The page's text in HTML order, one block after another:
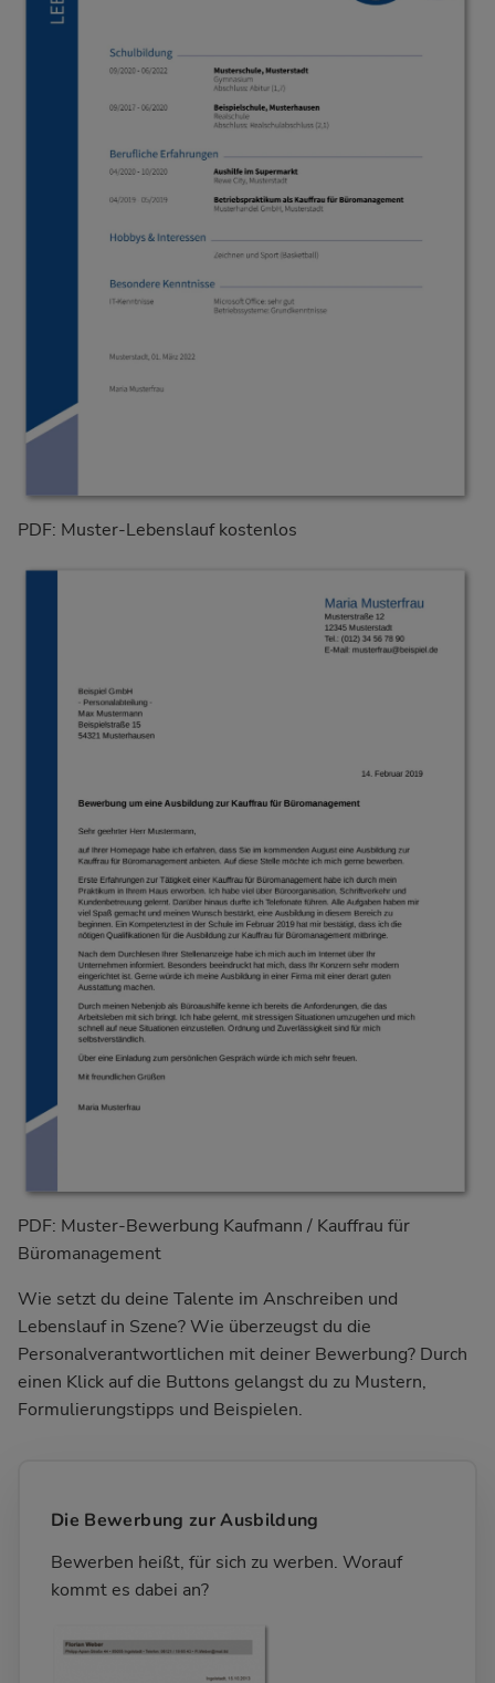
PDF: Muster-Lebenslauf kostenlos
PDF: Muster-Bewerbung Kaufmann / Kauffrau für
Büromanagement
Wie setzt du deine Talente im Anschreiben und
Lebenslauf in Szene? Wie überzeugst du die
Personalverantwortlichen mit deiner Bewerbung? Durch
einen Klick auf die Buttons gelangst du zu Mustern,
Formulierungstipps und Beispielen.
Die Bewerbung zur Ausbildung
Bewerben heißt, für sich zu werben. Worauf
kommt es dabei an?